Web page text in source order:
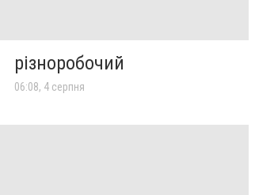
різноробочий
06:08, 4 серпня